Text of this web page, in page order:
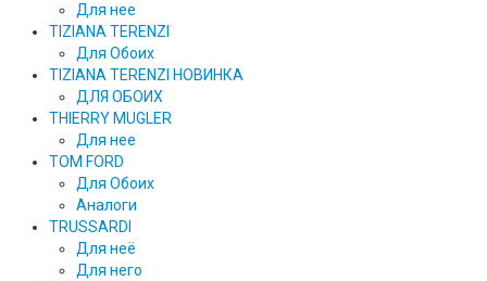
Для нее
TIZIANA TERENZI
Для Обоих
TIZIANA TERENZI НОВИНКА
ДЛЯ ОБОИХ
THIERRY MUGLER
Для нее
TOM FORD
Для Обоих
Аналоги
TRUSSARDI
Для неё
Для него